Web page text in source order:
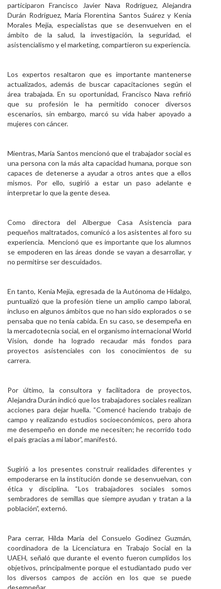
participaron Francisco Javier Nava Rodríguez, Alejandra
Durán Rodríguez, María Florentina Santos Suárez y Kenia
Morales Mejía, especialistas que se desenvuelven en el
ámbito de la salud, la investigación, la seguridad, el
asistencialismo y el marketing, compartieron su experiencia.
Los expertos resaltaron que es importante mantenerse
actualizados, además de buscar capacitaciones según el
área trabajada. En su oportunidad, Francisco Nava refirió
que su profesión le ha permitido conocer diversos
escenarios, sin embargo, marcó su vida haber apoyado a
mujeres con cáncer.
Mientras, María Santos mencionó que el trabajador social es
una persona con la más alta capacidad humana, porque son
capaces de detenerse a ayudar a otros antes que a ellos
mismos. Por ello, sugirió a estar un paso adelante e
interpretar lo que la gente desea.
Como directora del Albergue Casa Asistencia para
pequeños maltratados, comunicó a los asistentes al foro su
experiencia. Mencionó que es importante que los alumnos
se empoderen en las áreas donde se vayan a desarrollar, y
no permitirse ser descuidados.
En tanto, Kenia Mejía, egresada de la Autónoma de Hidalgo,
puntualizó que la profesión tiene un amplio campo laboral,
incluso en algunos ámbitos que no han sido explorados o se
pensaba que no tenía cabida. En su caso, se desempeña en
la mercadotecnia social, en el organismo internacional World
Vision, donde ha logrado recaudar más fondos para
proyectos asistenciales con los conocimientos de su
carrera.
Por último, la consultora y facilitadora de proyectos,
Alejandra Durán indicó que los trabajadores sociales realizan
acciones para dejar huella. “Comencé haciendo trabajo de
campo y realizando estudios socioeconómicos, pero ahora
me desempeño en donde me necesiten; he recorrido todo
el país gracias a mi labor”, manifestó.
Sugirió a los presentes construir realidades diferentes y
empoderarse en la institución donde se desenvuelvan, con
ética y disciplina. “Los trabajadores sociales somos
sembradores de semillas que siempre ayudan y tratan a la
población”, externó.
Para cerrar, Hilda María del Consuelo Godínez Guzmán,
coordinadora de la Licenciatura en Trabajo Social en la
UAEH, señaló que durante el evento fueron cumplidos los
objetivos, principalmente porque el estudiantado pudo ver
los diversos campos de acción en los que se puede
desempeñar.